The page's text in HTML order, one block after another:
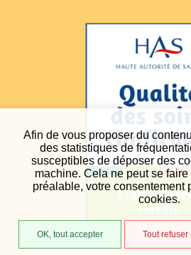
Afin de vous proposer du
des statistiques de
susceptibles de déposer des
machine. Cela ne peut se
préalable, votre consentement
cookies.
OK, tout accepter Tout refuser